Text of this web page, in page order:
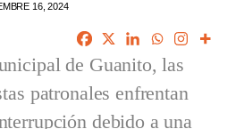
16, 2024
de Guanito, las
patronales enfrentan
debido a una